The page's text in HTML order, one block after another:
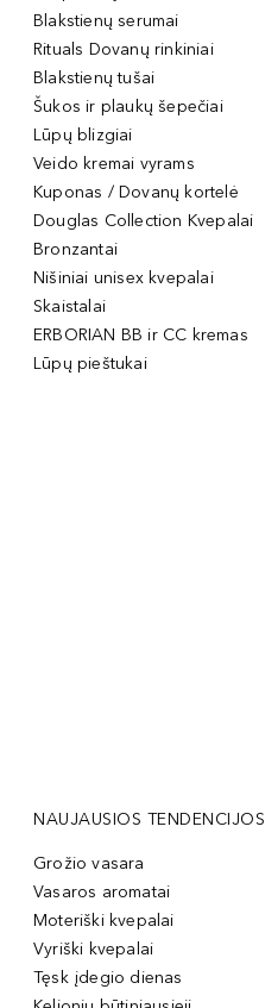
Blakstienų serumai
Rituals Dovanų rinkiniai
Blakstienų tušai
Šukos ir plaukų šepečiai
Lūpų blizgiai
Veido kremai vyrams
Kuponas / Dovanų kortelė
Douglas Collection Kvepalai
Bronzantai
Nišiniai unisex kvepalai
Skaistalai
ERBORIAN BB ir CC kremas
Lūpų pieštukai
NAUJAUSIOS TENDENCIJOS
Grožio vasara
Vasaros aromatai
Moteriški kvepalai
Vyriški kvepalai
Tęsk įdegio dienas